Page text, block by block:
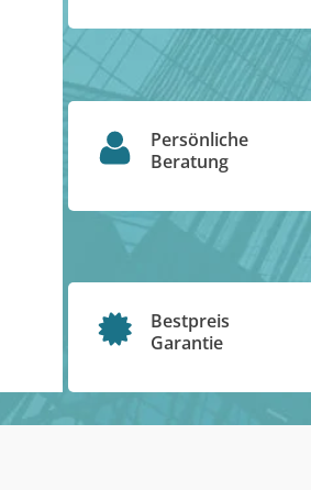
Persönliche
Beratung
Bestpreis
Garantie